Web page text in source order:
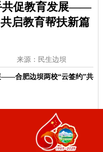
共促教育发展——
启教育帮扶新篇
来源：民生边坝
——合肥边坝两校“云签约”共